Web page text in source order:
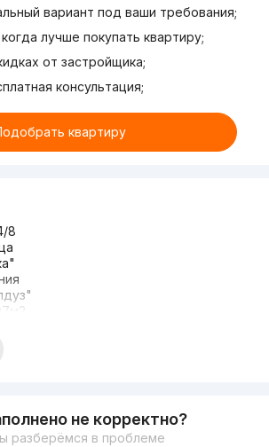
вариант под ваши требования;
лучше покупать квартиру;
от застройщика;
консультация;
квартиру
8
не корректно?
разберёмся в проблеме